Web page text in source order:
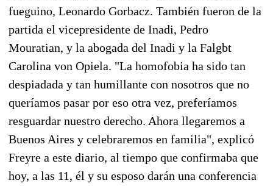
fueguino, Leonardo Gorbacz. También fueron de la
partida el vicepresidente de Inadi, Pedro
Mouratian, y la abogada del Inadi y la Falgbt
Carolina von Opiela. "La homofobia ha sido tan
despiadada y tan humillante con nosotros que no
queríamos pasar por eso otra vez, preferíamos
resguardar nuestro derecho. Ahora llegaremos a
Buenos Aires y celebraremos en familia", explicó
Freyre a este diario, al tiempo que confirmaba que
hoy, a las 11, él y su esposo darán una conferencia